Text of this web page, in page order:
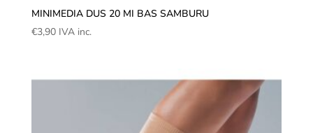
MINIMEDIA DUS 20 MI BAS SAMBURU
€3,90 IVA inc.